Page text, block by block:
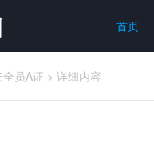
首页
员A证 > 详细内容